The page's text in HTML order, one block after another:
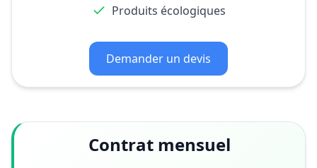
Produits écologiques
Demander un devis
Contrat mensuel